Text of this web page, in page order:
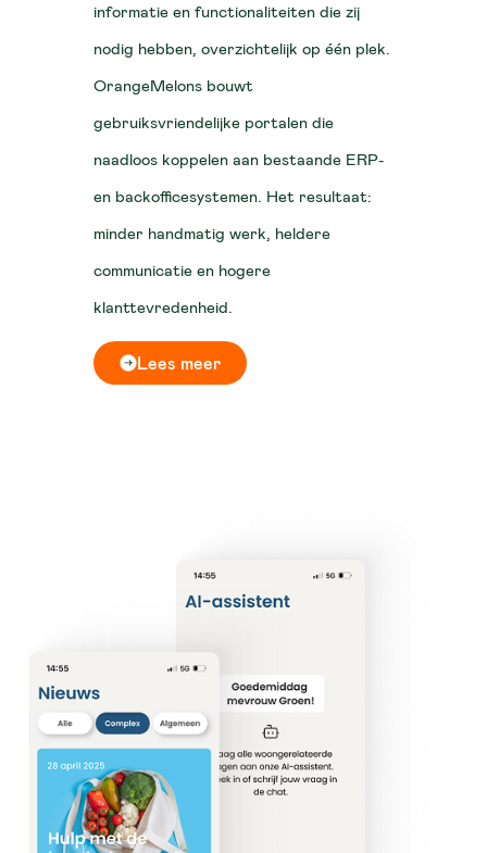
informatie en functionaliteiten die zij
nodig hebben, overzichtelijk op één plek.
OrangeMelons bouwt
gebruiksvriendelijke portalen die
naadloos koppelen aan bestaande ERP-
en backofficesystemen. Het resultaat:
minder handmatig werk, heldere
communicatie en hogere
klanttevredenheid.
Lees meer